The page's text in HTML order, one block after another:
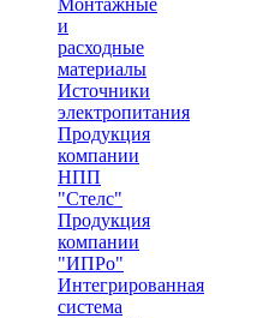
Монтажные
и
расходные
материалы
Источники
электропитания
Продукция
компании
НПП
"Стелс"
Продукция
компании
"ИПРо"
Интегрированная
система